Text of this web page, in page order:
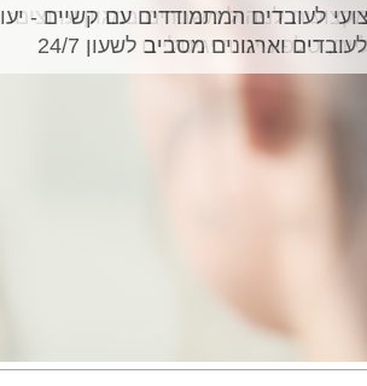
לעובדים המתמודדים עם קשיים -
וארגונים מסביב לשעון 24/7